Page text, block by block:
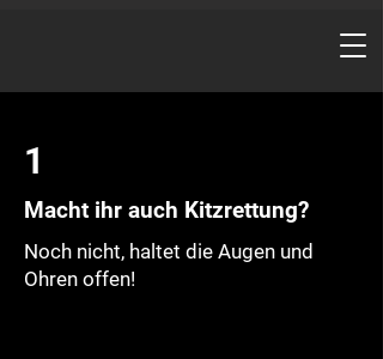
1
Macht ihr auch Kitzrettung?
Noch nicht, haltet die Augen und
Ohren offen!